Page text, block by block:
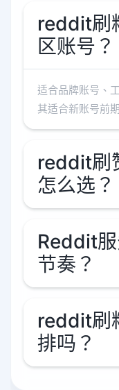
reddit刷
区账号？
适合品牌账号、
其适合新账号前
reddit刷
怎么选？
Reddit
节奏？
reddit刷
排吗？